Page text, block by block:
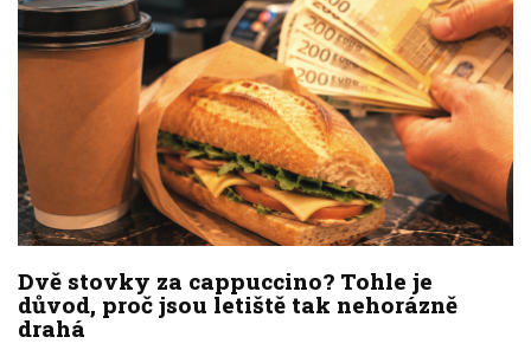
Dvě stovky za cappuccino? Tohle je
důvod, proč jsou letiště tak nehorázně
drahá